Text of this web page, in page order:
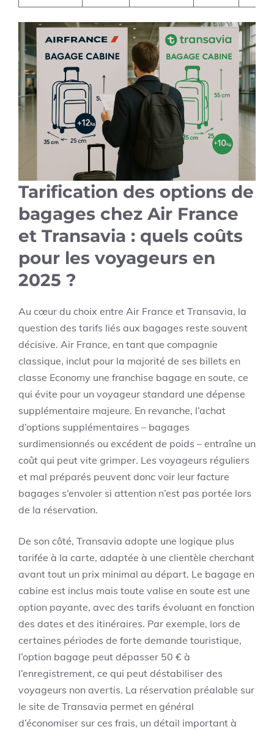
Tarification des options de
bagages chez Air France
et Transavia : quels coûts
pour les voyageurs en
2025 ?
Au cœur du choix entre Air France et Transavia, la
question des tarifs liés aux bagages reste souvent
décisive. Air France, en tant que compagnie
classique, inclut pour la majorité de ses billets en
classe Economy une franchise bagage en soute, ce
qui évite pour un voyageur standard une dépense
supplémentaire majeure. En revanche, l’achat
d’options supplémentaires – bagages
surdimensionnés ou excédent de poids – entraîne un
coût qui peut vite grimper. Les voyageurs réguliers
et mal préparés peuvent donc voir leur facture
bagages s’envoler si attention n’est pas portée lors
de la réservation.
De son côté, Transavia adopte une logique plus
tarifée à la carte, adaptée à une clientèle cherchant
avant tout un prix minimal au départ. Le bagage en
cabine est inclus mais toute valise en soute est une
option payante, avec des tarifs évoluant en fonction
des dates et des itinéraires. Par exemple, lors de
certaines périodes de forte demande touristique,
l’option bagage peut dépasser 50 € à
l’enregistrement, ce qui peut déstabiliser des
voyageurs non avertis. La réservation préalable sur
le site de Transavia permet en général
d’économiser sur ces frais, un détail important à